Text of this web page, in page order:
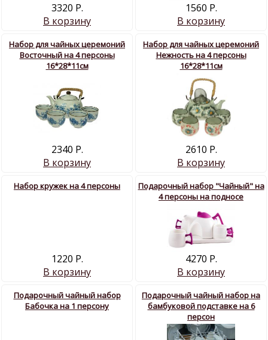
3320 Р.
В корзину
1560 Р.
В корзину
Набор для чайных церемоний
Восточный на 4 персоны
16*28*11см
2340 Р.
В корзину
Набор для чайных церемоний
Нежность на 4 персоны
16*28*11см
2610 Р.
В корзину
Набор кружек на 4 персоны
1220 Р.
В корзину
Подарочный набор "Чайный" на
4 персоны на подносе
4270 Р.
В корзину
Подарочный чайный набор
Бабочка на 1 персону
Подарочный чайный набор на
бамбуковой подставке на 6
персон